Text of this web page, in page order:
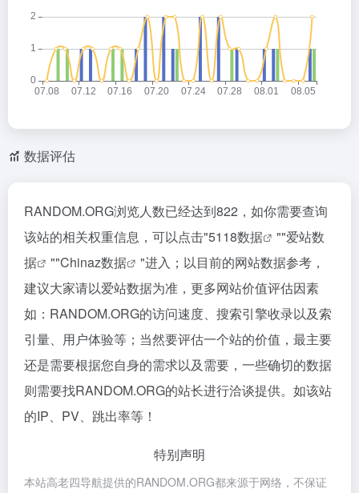
数据评估
RANDOM.ORG浏览人数已经达到822，如你需要查询
该站的相关权重信息，可以点击"5118数据 ""爱站数
据
""Chinaz数据
"进入；以目前的网站数据参考，
建议大家请以爱站数据为准，更多网站价值评估因素
如：RANDOM.ORG的访问速度、搜索引擎收录以及索
引量、用户体验等；当然要评估一个站的价值，最主要
还是需要根据您自身的需求以及需要，一些确切的数据
则需要找RANDOM.ORG的站长进行洽谈提供。如该站
的IP、PV、跳出率等！
特别声明
本站高老四导航提供的RANDOM.ORG都来源于网络，不保证